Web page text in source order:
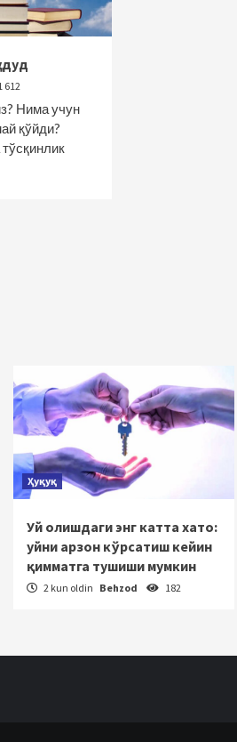
612
Нима учун
қўйди?
Ҳуқуқ
Уй олишдаги энг катта хато:
уйни арзон кўрсатиш кейин
қимматга тушиши мумкин
2 kun oldin Behzod 182